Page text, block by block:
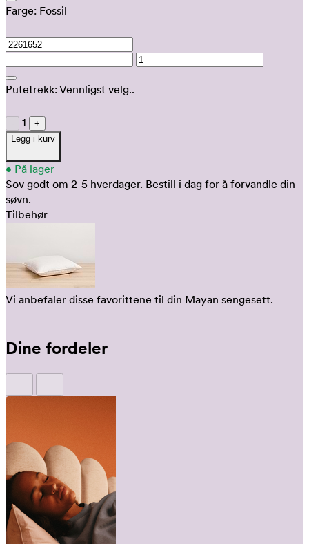
Farge: Fossil
Putetrekk:Vennligst velg..
- 1
+
Legg i kurv
• På lager
Sov godt om 2-5 hverdager. Bestill i dag for å forvandle din
søvn.
Tilbehør
Vi anbefaler disse favorittene til din Mayan sengesett.
Dine fordeler